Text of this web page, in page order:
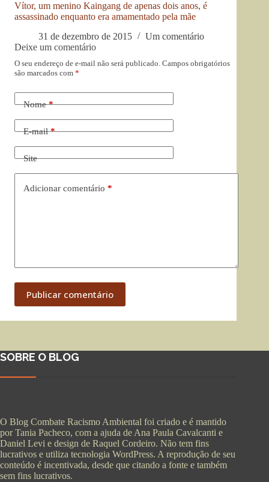
Vítor, um menino Kaingang de apenas dois anos, é
assassinado enquanto era amamentado pela mãe
31 de dezembro de 2015
Um comentário
Deixe um comentário
O seu endereço de e-mail não será publicado. Campos obrigatórios
são marcados com *
Nome*
E-mail*
Site
Adicionar comentário *
Publicar comentário
SOBRE O BLOG
O Blog Combate Racismo Ambiental foi criado e é mantido
por Tania Pacheco, com a ajuda de Ana Paula Cavalcanti e
Daniel Levi e design de Raquel Cordeiro. Não tem fins
lucrativos e utiliza tecnologia WordPress. A reprodução de seu
conteúdo é incentivada, desde que citando a fonte e também
sem fins lucrativos.